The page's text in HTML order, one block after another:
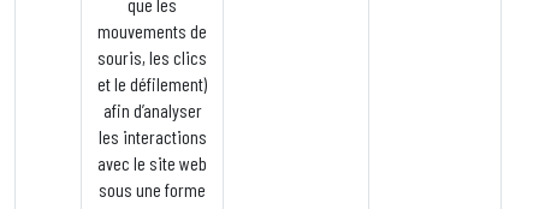
mouvements de
souris, les clics
et le défilement)
afin d’analyser
les interactions
avec le site web
sous une forme